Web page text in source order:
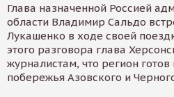
Глава назначенной Россией
области Владимир Сальдо
Лукашенко в ходе своей
этого разговора глава
журналистам, что регион
побережья Азовского и